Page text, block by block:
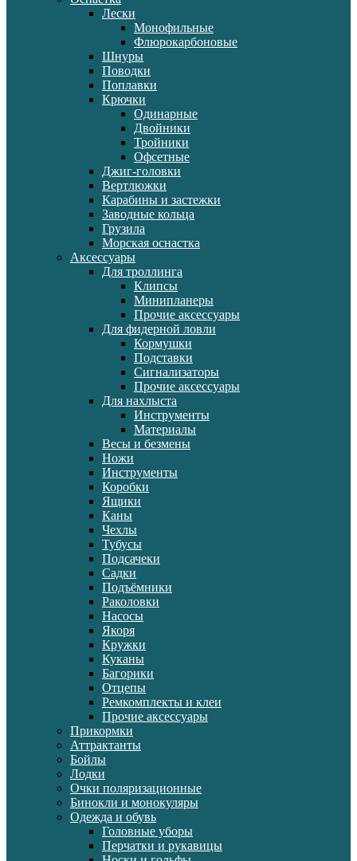
Лески
Монофильные
Флюрокарбоновые
Шнуры
Поводки
Поплавки
Крючки
Одинарные
Двойники
Тройники
Офсетные
Джиг-головки
Вертлюжки
Карабины и застежки
Заводные кольца
Грузила
Морская оснастка
Аксессуары
Для троллинга
Клипсы
Минипланеры
Прочие аксессуары
Для фидерной ловли
Кормушки
Подставки
Сигнализаторы
Прочие аксессуары
Для нахлыста
Инструменты
Материалы
Весы и безмены
Ножи
Инструменты
Коробки
Ящики
Каны
Чехлы
Тубусы
Подсачеки
Садки
Подъёмники
Раколовки
Насосы
Якоря
Кружки
Куканы
Багорики
Отцепы
Ремкомплекты и клеи
Прочие аксессуары
Прикормки
Аттрактанты
Бойлы
Лодки
Очки поляризационные
Бинокли и монокуляры
Одежда и обувь
Головные уборы
Перчатки и рукавицы